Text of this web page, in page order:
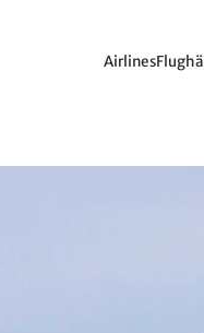
Airlines